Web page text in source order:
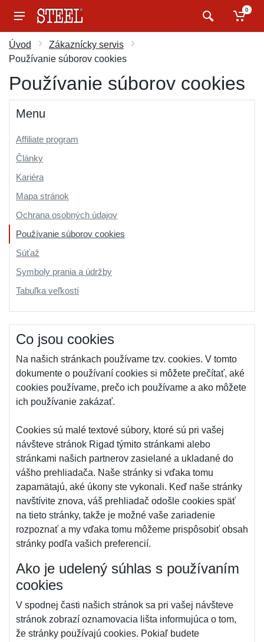
0
Úvod
Zákaznícky servis
Používanie súborov cookies
Používanie súborov cookies
Menu
Affiliate program
Články
Kariéra
Mapa stránok
Ochrana osobných údajov
Používanie súborov cookies
Súťaž
Symboly prania a údržby
Tabuľka veľkostí
Co jsou cookies
Na našich stránkach používame tzv. cookies. V tomto
dokumente o používaní cookies si môžete prečítať, aké
cookies používame, prečo ich používame a ako môžete
ich používanie zakázať.
Cookies sú malé textové súbory, ktoré sú pri vašej
návšteve stránok Rigad týmito stránkami alebo
stránkami našich partnerov zasielané a ukladané do
vášho prehliadača. Naše stránky si vďaka tomu
zapamätajú, aké úkony ste vykonali. Keď naše stránky
navštívite znova, váš prehliadač odošle cookies späť
na tieto stránky, takže je možné vaše zariadenie
rozpoznať a my vďaka tomu môžeme prispôsobiť obsah
stránky podľa vašich preferencií.
Ako je udelený súhlas s používaním
cookies
V spodnej časti našich stránok sa pri vašej návšteve
stránok zobrazí oznamovacia lišta informujúca o tom,
že stránky používajú cookies. Pokiaľ budete